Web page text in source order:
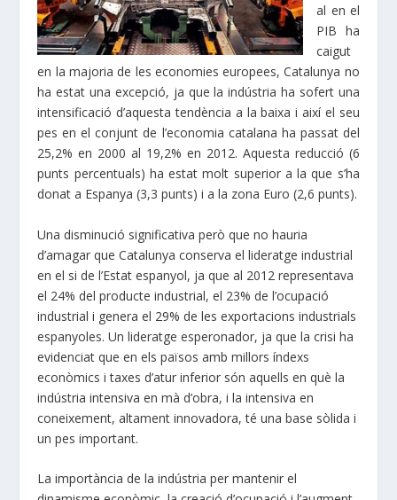
al en el
PIB ha
caigut
en la majoria de les economies europees, Catalunya no
ha estat una excepció, ja que la indústria ha sofert una
intensificació d’aquesta tendència a la baixa i així el seu
pes en el conjunt de l’economia catalana ha passat del
25,2% en 2000 al 19,2% en 2012. Aquesta reducció (6
punts percentuals) ha estat molt superior a la que s’ha
donat a Espanya (3,3 punts) i a la zona Euro (2,6 punts).
Una disminució significativa però que no hauria
d’amagar que Catalunya conserva el lideratge industrial
en el si de l’Estat espanyol, ja que al 2012 representava
el 24% del producte industrial, el 23% de l’ocupació
industrial i genera el 29% de les exportacions industrials
espanyoles. Un lideratge esperonador, ja que la crisi ha
evidenciat que en els països amb millors índexs
econòmics i taxes d’atur inferior són aquells en què la
indústria intensiva en mà d’obra, i la intensiva en
coneixement, altament innovadora, té una base sòlida i
un pes important.
La importància de la indústria per mantenir el